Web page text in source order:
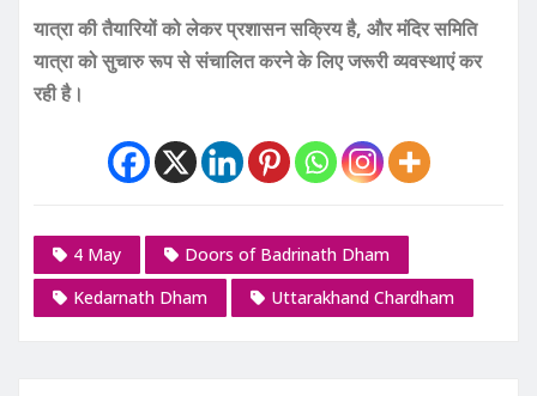
यात्रा की तैयारियों को लेकर प्रशासन सक्रिय है, और मंदिर समिति
यात्रा को सुचारु रूप से संचालित करने के लिए जरूरी व्यवस्थाएं कर
रही है।
4 May
Doors of Badrinath Dham
Kedarnath Dham
Uttarakhand Chardham